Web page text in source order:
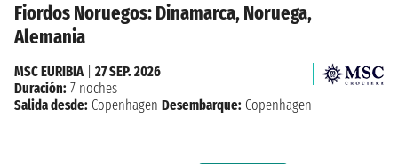
Fiordos Noruegos: Dinamarca, Noruega,
Alemania
MSC EURIBIA| 27 SEP. 2026
Duración: 7 noches
Salida desde: Copenhagen Desembarque: Copenhagen